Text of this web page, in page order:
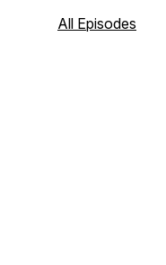
All Episodes